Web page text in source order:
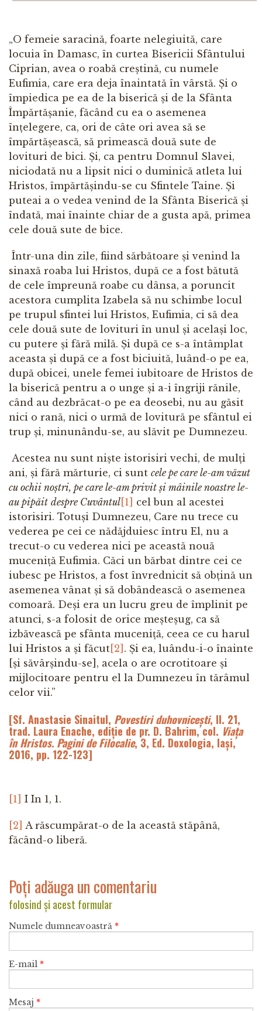
„O femeie saracină, foarte nelegiuită, care
locuia în Damasc, în curtea Bisericii Sfântului
Ciprian, avea o roabă creștină, cu numele
Eufimia, care era deja înaintată în vârstă. Și o
împiedica pe ea de la biserică și de la Sfânta
Împărtășanie, făcând cu ea o asemenea
înțelegere, ca, ori de câte ori avea să se
împărtășească, să primească două sute de
lovituri de bici. Și, ca pentru Domnul Slavei,
niciodată nu a lipsit nici o duminică atleta lui
Hristos, împărtășindu-se cu Sfintele Taine. Și
puteai a o vedea venind de la Sfânta Biserică și
îndată, mai înainte chiar de a gusta apă, primea
cele două sute de bice.
Într-una din zile, fiind sărbătoare și venind la
sinaxă roaba lui Hristos, după ce a fost bătută
de cele împreună roabe cu dânsa, a poruncit
acestora cumplita Izabela să nu schimbe locul
pe trupul sfintei lui Hristos, Eufimia, ci să dea
cele două sute de lovituri în unul și același loc,
cu putere și fără milă. Și după ce s-a întâmplat
aceasta și după ce a fost biciuită, luând-o pe ea,
după obicei, unele femei iubitoare de Hristos de
la biserică pentru a o unge și a-i îngriji rănile,
când au dezbrăcat-o pe ea deosebi, nu au găsit
nici o rană, nici o urmă de lovitură pe sfântul ei
trup și, minunându-se, au slăvit pe Dumnezeu.
Acestea nu sunt niște istorisiri vechi, de mulți
ani, și fără mărturie, ci sunt cele pe care le-am văzut
cu ochii noștri, pe care le-am privit și mâinile noastre le-
au pipăit despre Cuvântul [1]
cel bun al acestei
istorisiri. Totuși Dumnezeu, Care nu trece cu
vederea pe cei ce nădăjduiesc întru El, nu a
trecut-o cu vederea nici pe această nouă
muceniță Eufimia. Căci un bărbat dintre cei ce
iubesc pe Hristos, a fost învrednicit să obțină un
asemenea vânat și să dobândească o asemenea
comoară. Deși era un lucru greu de împlinit pe
atunci, s-a folosit de orice meșteșug, ca să
izbăvească pe sfânta muceniță, ceea ce cu harul
lui Hristos a și făcut [2] . Și ea, luându-i-o înainte
[și săvârșindu-se], acela o are ocrotitoare și
mijlocitoare pentru el la Dumnezeu în tărâmul
celor vii.”
[Sf. Anastasie Sinaitul, Povestiri duhovnicești, II. 21,
trad. Laura Enache, ediție de pr. D. Bahrim, col. Viața
în Hristos. Pagini de Filocalie, 3, Ed. Doxologia, Iași,
2016, pp. 122-123]
[1] I In 1, 1.
[2] A răscumpărat-o de la această stăpână,
făcând-o liberă.
Poți adăuga un comentariu
folosind și acest formular
Numele dumneavoastră *
E-mail *
Mesaj *